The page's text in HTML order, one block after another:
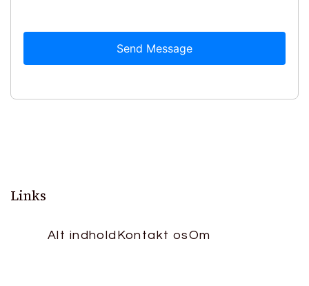
Send Message
Links
Alt indhold Kontakt osOm